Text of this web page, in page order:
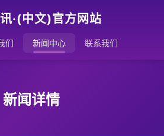
·(中文)官方网站
们 新闻中心 联系我们
新闻详情